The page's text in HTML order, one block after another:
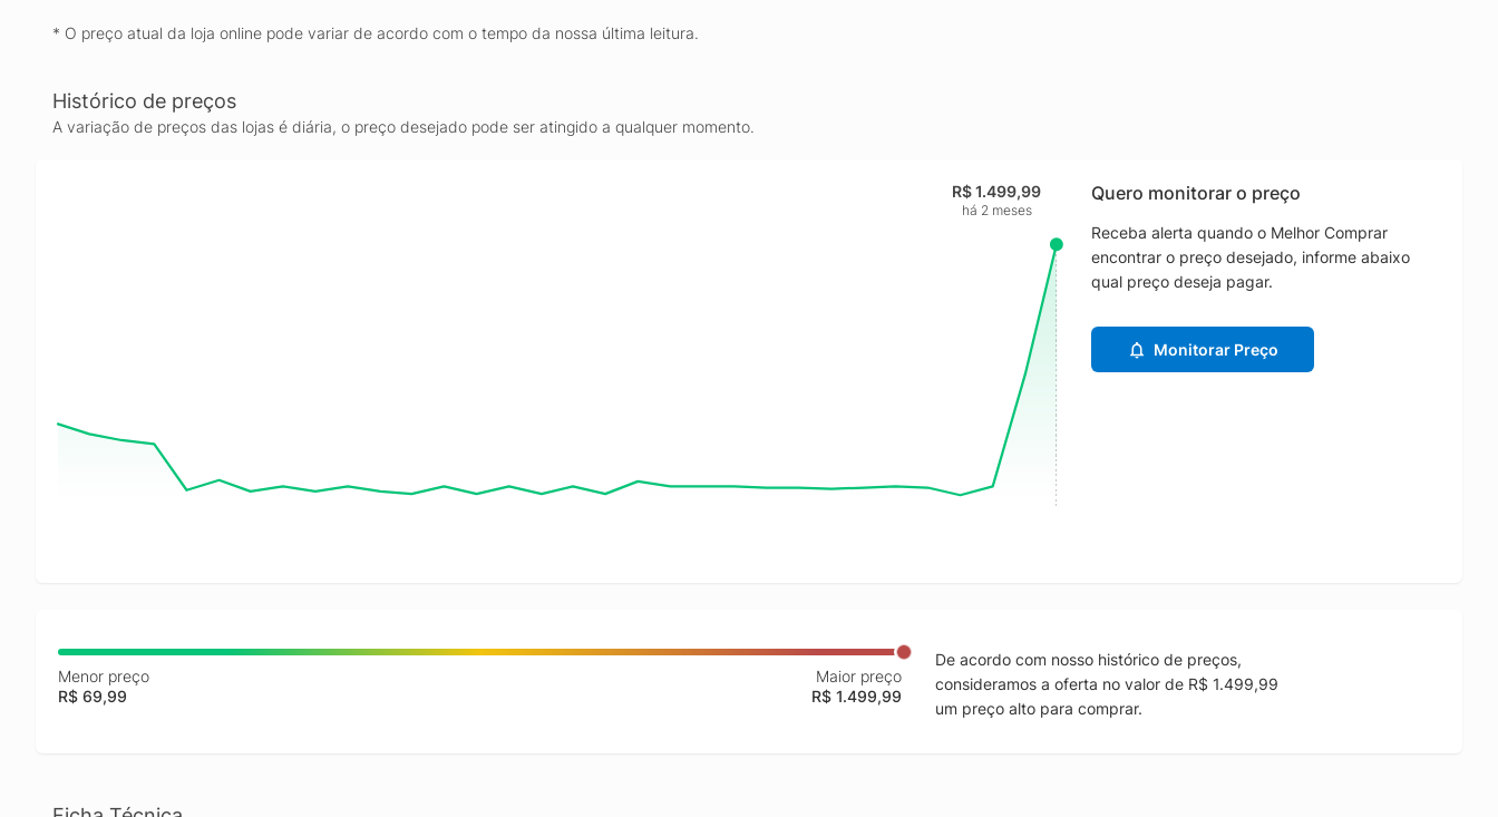
* O preço atual da loja online pode variar de acordo com o tempo da nossa última leitura.
Histórico de preços
A variação de preços das lojas é diária, o preço desejado pode ser atingido a qualquer momento.
R$ 1.499,99
há 2 meses
Quero monitorar o preço
Receba alerta quando o Melhor Comprar
encontrar o preço desejado, informe abaixo
qual preço deseja pagar.
Monitorar Preço
Menor preço
R$ 69,99
Maior preço
R$ 1.499,99
De acordo com nosso histórico de preços,
consideramos a oferta no valor de R$ 1.499,99
um preço alto para comprar.